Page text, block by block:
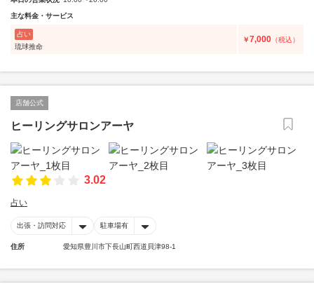
主な料金・サービス
占い
琉球推命
￥7,000 （税込）
店舗公式
ヒーリングサロンアーヤ
3.02
占い
出張・訪問対応 駐車場有
住所 愛知県豊川市下長山町西道貝津98-1